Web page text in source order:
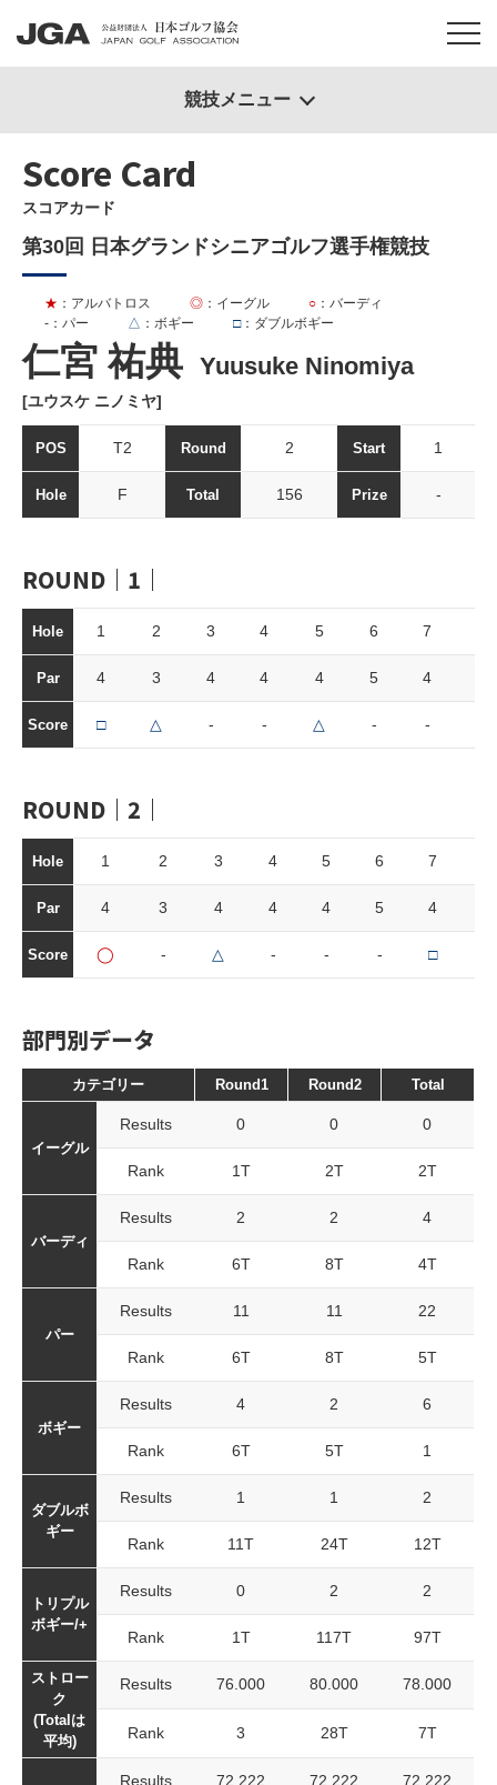
Score Card
スコアカード
第30回 日本グランドシニアゴルフ選手権競技
仁宮 祐典 Yuusuke Ninomiya
[ユウスケ ニノミヤ]
★ ：アルバトロス ◎ ：イーグル ○ ：バーディ
- ：パー △ ：ボギー □：ダブルボギー
POS T2 Round 2 Start 1
Hole F Total 156 Prize -
ROUND｜1｜
Hole 1 2 3 4 5 6 7
Par 4 3 4 4 4 5 4
Score □ △ - - △ - -
ROUND｜2｜
Hole 1 2 3 4 5 6 7
Par 4 3 4 4 4 5 4
Score ◯ - △ - - - □
部門別データ
カテゴリー Round1 Round2 Total
イーグル
Results 0 0 0
Rank 1T 2T 2T
バーディ
Results 2 2 4
Rank 6T 8T 4T
パー
Results 11 11 22
Rank 6T 8T 5T
ボギー
Results 4 2 6
Rank 6T 5T 1
ダブルボ
ギー
Results 1 1 2
Rank 11T 24T 12T
トリプル
ボギー/+
Results 0 2 2
Rank 1T 117T 97T
ストロー
ク
(Totalは
平均)
Results 76.000 80.000 78.000
Rank 3 28T 7T
Results 72.222 72.222 72.222
競技メニュー